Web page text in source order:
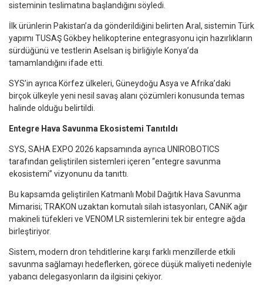
sisteminin teslimatına başlandığını söyledi.
İlk ürünlerin Pakistan’a da gönderildiğini belirten Aral, sistemin Türk
yapımı TUSAŞ Gökbey helikopterine entegrasyonu için hazırlıkların
sürdüğünü ve testlerin Aselsan iş birliğiyle Konya’da
tamamlandığını ifade etti.
SYS’in ayrıca Körfez ülkeleri, Güneydoğu Asya ve Afrika’daki
birçok ülkeyle yeni nesil savaş alanı çözümleri konusunda temas
halinde olduğu belirtildi.
Entegre Hava Savunma Ekosistemi Tanıtıldı
SYS, SAHA EXPO 2026 kapsamında ayrıca UNIROBOTICS
tarafından geliştirilen sistemleri içeren “entegre savunma
ekosistemi” vizyonunu da tanıttı.
Bu kapsamda geliştirilen Katmanlı Mobil Dağıtık Hava Savunma
Mimarisi; TRAKON uzaktan komutalı silah istasyonları, CANiK ağır
makineli tüfekleri ve VENOM LR sistemlerini tek bir entegre ağda
birleştiriyor.
Sistem, modern dron tehditlerine karşı farklı menzillerde etkili
savunma sağlamayı hedeflerken, görece düşük maliyeti nedeniyle
yabancı delegasyonların da ilgisini çekiyor.